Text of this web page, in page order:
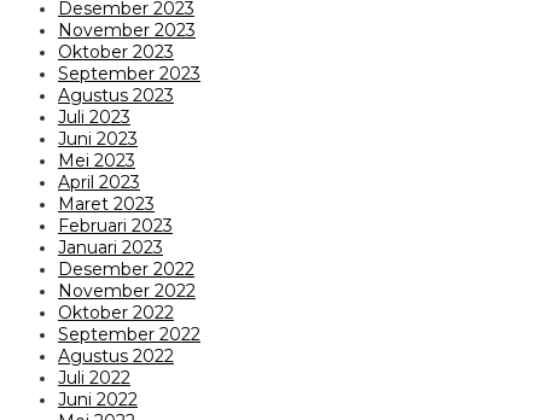
Desember 2023
November 2023
Oktober 2023
September 2023
Agustus 2023
Juli 2023
Juni 2023
Mei 2023
April 2023
Maret 2023
Februari 2023
Januari 2023
Desember 2022
November 2022
Oktober 2022
September 2022
Agustus 2022
Juli 2022
Juni 2022